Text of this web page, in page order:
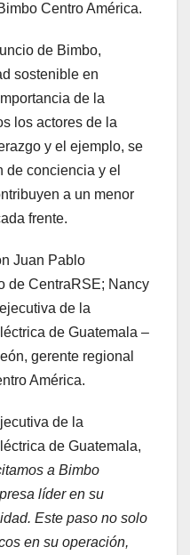
Centro América.
de Bimbo,
sostenible en
de la
los actores de la
y el ejemplo, se
de conciencia y el
a un menor
frente.
Juan Pablo
de CentraRSE; Nancy
de la
de Guatemala –
gerente regional
América.
de la
de Guatemala,
a Bimbo
líder en su
Este paso no solo
en su operación,